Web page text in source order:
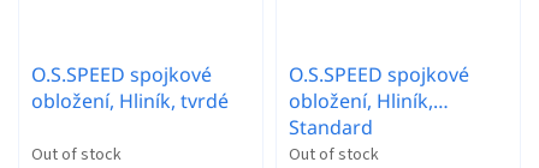
O.S.SPEED spojkové
obložení, Hliník, tvrdé
Out of stock
O.S.SPEED spojkové
obložení, Hliník,
Standard
Out of stock